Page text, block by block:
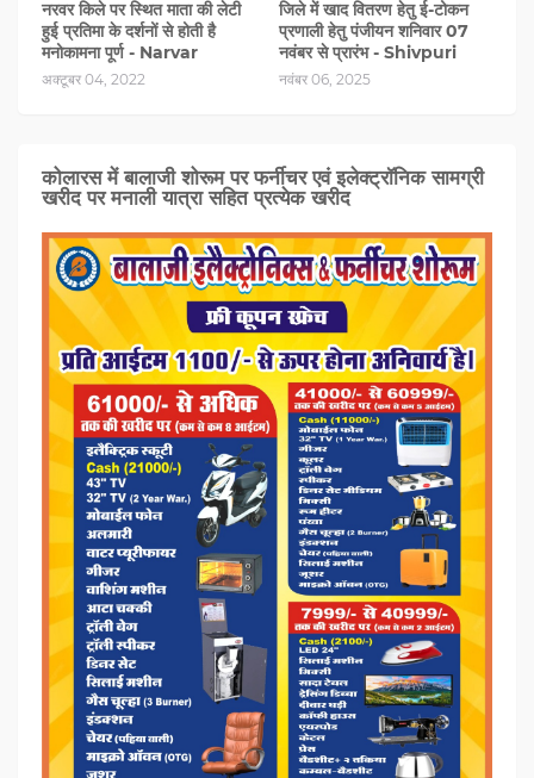
नरवर किले पर स्थित माता की लेटी
हुई प्रतिमा के दर्शनों से होती है
मनोकामना पूर्ण - Narvar
अक्टूबर 04, 2022
जिले में खाद वितरण हेतु ई-टोकन
प्रणाली हेतु पंजीयन शनिवार 07
नवंबर से प्रारंभ - Shivpuri
नवंबर 06, 2025
कोलारस में बालाजी शोरूम पर फर्नीचर एवं इलेक्ट्रॉनिक सामग्री
खरीद पर मनाली यात्रा सहित प्रत्‍येक खरीद